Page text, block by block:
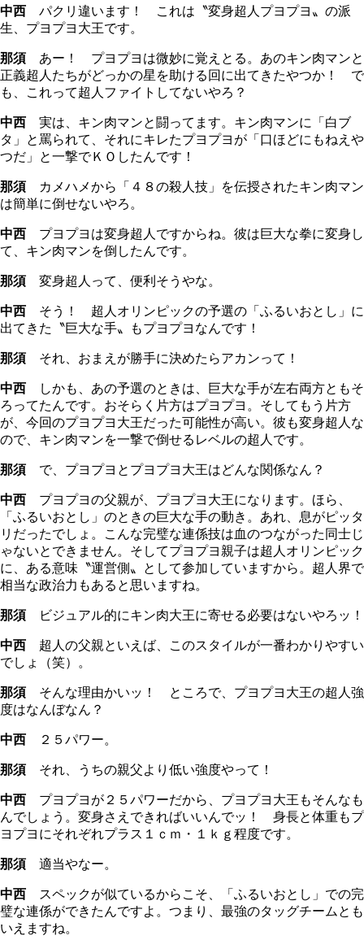
中西 パクリ違います！ これは〝変身超人プヨプヨ〟の派
生、プヨプヨ大王です。
那須 あー！ プヨプヨは微妙に覚えとる。あのキン肉マンと
正義超人たちがどっかの星を助ける回に出てきたやつか！ で
も、これって超人ファイトしてないやろ？
中西 実は、キン肉マンと闘ってます。キン肉マンに「白ブ
タ」と罵られて、それにキレたプヨプヨが「口ほどにもねえや
つだ」と一撃でＫＯしたんです！
那須 カメハメから「４８の殺人技」を伝授されたキン肉マン
は簡単に倒せないやろ。
中西 プヨプヨは変身超人ですからね。彼は巨大な拳に変身し
て、キン肉マンを倒したんです。
那須 変身超人って、便利そうやな。
中西 そう！ 超人オリンピックの予選の「ふるいおとし」に
出てきた〝巨大な手〟もプヨプヨなんです！
那須 それ、おまえが勝手に決めたらアカンって！
中西 しかも、あの予選のときは、巨大な手が左右両方ともそ
ろってたんです。おそらく片方はプヨプヨ。そしてもう片方
が、今回のプヨプヨ大王だった可能性が高い。彼も変身超人な
ので、キン肉マンを一撃で倒せるレベルの超人です。
那須 で、プヨプヨとプヨプヨ大王はどんな関係なん？
中西 プヨプヨの父親が、プヨプヨ大王になります。ほら、
「ふるいおとし」のときの巨大な手の動き。あれ、息がピッタ
リだったでしょ。こんな完璧な連係技は血のつながった同士じ
ゃないとできません。そしてプヨプヨ親子は超人オリンピック
に、ある意味〝運営側〟として参加していますから。超人界で
相当な政治力もあると思いますね。
那須 ビジュアル的にキン肉大王に寄せる必要はないやろッ！
中西 超人の父親といえば、このスタイルが一番わかりやすい
でしょ（笑）。
那須 そんな理由かいッ！ ところで、プヨプヨ大王の超人強
度はなんぼなん？
中西 ２５パワー。
那須 それ、うちの親父より低い強度やって！
中西 プヨプヨが２５パワーだから、プヨプヨ大王もそんなも
んでしょう。変身さえできればいいんでッ！ 身長と体重もプ
ヨプヨにそれぞれプラス１ｃｍ・１ｋｇ程度です。
那須 適当やなー。
中西 スペックが似ているからこそ、「ふるいおとし」での完
璧な連係ができたんですよ。つまり、最強のタッグチームとも
いえますね。